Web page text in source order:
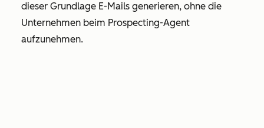
dieser Grundlage E-Mails generieren, ohne die
Unternehmen beim Prospecting-Agent
aufzunehmen.